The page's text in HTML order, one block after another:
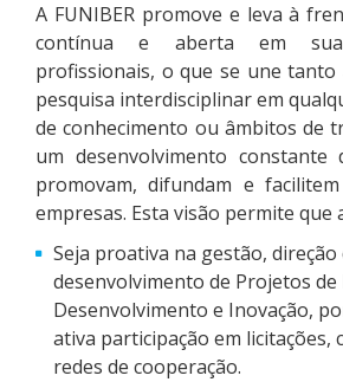
A FUNIBER promove e leva à
contínua e aberta em
profissionais, o que se une tanto
pesquisa interdisciplinar em
de conhecimento ou âmbitos de
um desenvolvimento constante
promovam, difundam e
empresas. Esta visão permite que
Seja proativa na gestão, direção
desenvolvimento de Projetos de
Desenvolvimento e Inovação,
ativa participação em licitações,
redes de cooperação.